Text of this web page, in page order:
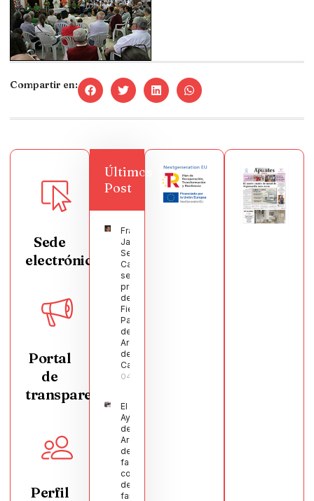
Compartir en:
Sede
electrónica
Portal
de
transparencia
Perfil
Últimos
Post
Francisco
Javier
Segura
Castellanos
será el
pregonero
de las
Fiestas
Patronales
de
Argamasilla
de
Calatrava
04/08/2026
El
Ayuntamiento
de
Argamasilla
de Calatrava
facilita la
conciliación
de 200
familias